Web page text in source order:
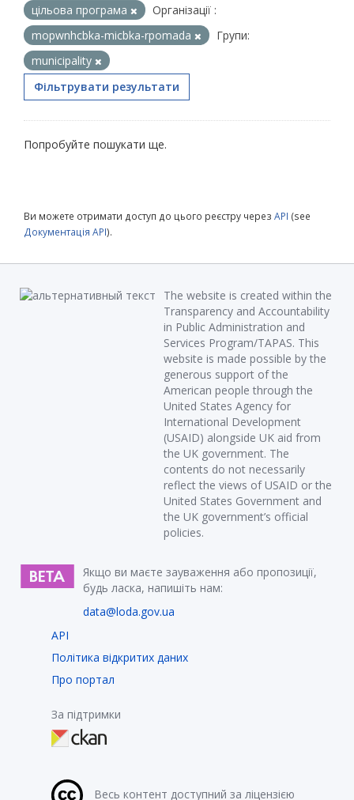
цільова програма
Організації :
mopwnhcbka-micbka-rpomada
Групи:
municipality
Фільтрувати результати
Попробуйте пошукати ще.
Ви можете отримати доступ до цього реєстру через API (see
Документація API).
The website is created within the
Transparency and Accountability
in Public Administration and
Services Program/TAPAS. This
website is made possible by the
generous support of the
American people through the
United States Agency for
International Development
(USAID) alongside UK aid from
the UK government. The
contents do not necessarily
reflect the views of USAID or the
United States Government and
the UK government’s official
policies.
Якщо ви маєте зауваження або пропозиції,
будь ласка, напишіть нам:
data@loda.gov.ua
API
Політика відкритих даних
Про портал
За підтримки
Весь контент доступний за ліцензією